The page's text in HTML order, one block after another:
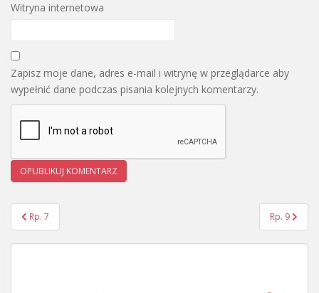
Witryna internetowa
Zapisz moje dane, adres e-mail i witrynę w przeglądarce aby
wypełnić dane podczas pisania kolejnych komentarzy.
Nawigacja wpisu
Rp. 7 Rp. 9